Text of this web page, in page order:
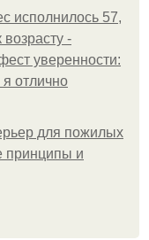
исполнилось 57,
-
уверенности:
я отлично
для пожилых
принципы и